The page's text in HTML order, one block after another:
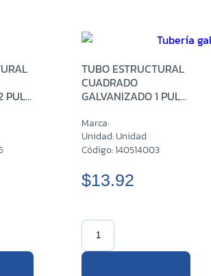
PULG
TUBO ESTRUCTURAL
CUADRADO
GALVANIZADO 1 PULG
Marca:
Unidad: Unidad
Código: 140514003
$13.92